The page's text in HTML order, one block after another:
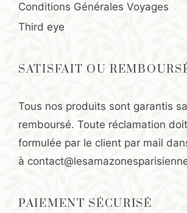
Conditions Générales Voyages
Third eye
SATISFAIT OU
Tous nos produits sont garantis
remboursé. Toute réclamation
formulée par le client par mail
à
PAIEMENT SÉCURISÉ